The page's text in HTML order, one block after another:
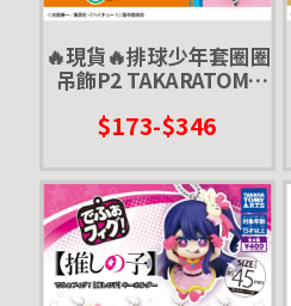
🔥現貨🔥排球少年套圈圈
吊飾P2 TAKARATOMY
安 你好
$173-$346